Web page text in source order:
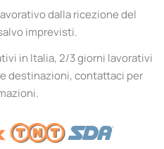
dalla ricezione del
imprevisti.
in Italia, 2/3 giorni lavorativi
destinazioni, contattaci per